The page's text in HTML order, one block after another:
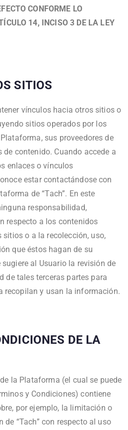
CONFORME LO
14, INCISO 3 DE LA LEY
SITIOS
vínculos hacia otros sitios o
sitios operados por los
sus proveedores de
contenido. Cuando accede a
enlaces o vínculos
estar contactándose con
de “Tach”. En este
responsabilidad,
respecto a los contenidos
o a la recolección, uso,
que éstos hagan de su
al Usuario la revisión de
de tales terceras partes para
recopilan y usan la información.
DE LA
la Plataforma (el cual se puede
y Condiciones) contiene
por ejemplo, la limitación o
“Tach” con respecto al uso